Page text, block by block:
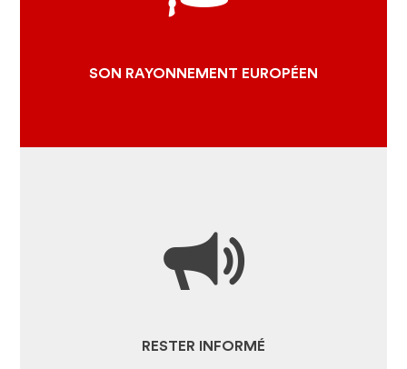
SON RAYONNEMENT EUROPÉEN
LES PROJETS EUROPÉENS
RESTER INFORMÉ
TOUTE L'ACTUALITÉ
ESPACE PRESSE ET MEDIAS